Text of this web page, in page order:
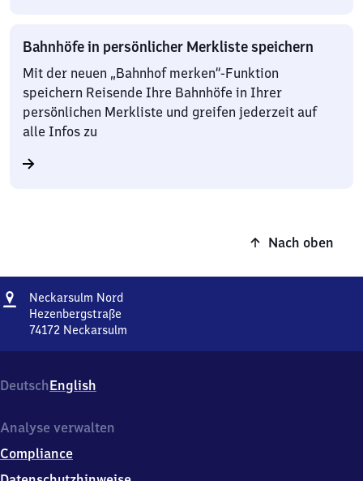
Bahnhöfe in persönlicher Merkliste speichern
Mit der neuen „Bahnhof merken“-Funktion
speichern Reisende Ihre Bahnhöfe in Ihrer
persönlichen Merkliste und greifen jederzeit auf
alle Infos zu
Nach oben
Adresse
Neckarsulm NordNeckarsulm
Hezenbergstraße
74172 Neckarsulm
Hezenbergstraße,
7
1
2
Neckarsulm
DeutschEnglish
Analyse verwalten
Compliance